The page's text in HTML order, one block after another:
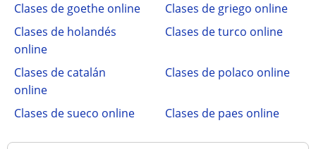
Clases de goethe online
Clases de griego online
Clases de holandés
online
Clases de turco online
Clases de catalán
online
Clases de polaco online
Clases de sueco online Clases de paes online